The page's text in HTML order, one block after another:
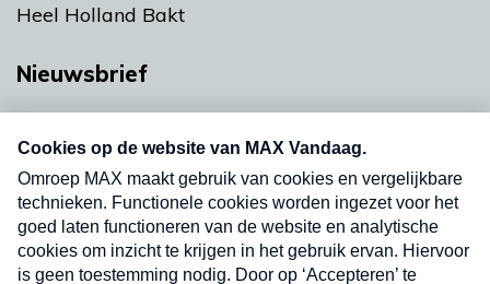
Heel Holland Bakt
Nieuwsbrief
nieuwsbrief. Elke vrijdag- en dinsdagochtend in
uw mailbox.
Verzend